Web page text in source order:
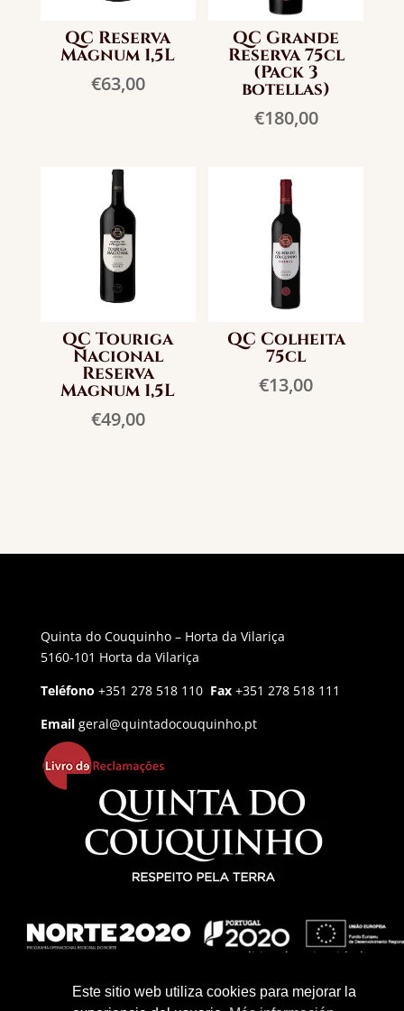
Este sitio web utiliza cookies para mejorar la
QC Reserva
Magnum 1,5L
€63,00
QC Grande
Reserva 75cl
(Pack 3
botellas)
€180,00
QC Touriga
Nacional
Reserva
Magnum 1,5L
€49,00
QC Colheita
75cl
€13,00
Quinta do Couquinho – Horta da Vilariça
5160-101 Horta da Vilariça
Teléfono +351 278 518 110 Fax +351 278 518 111
Email geral@quintadocouquinho.pt
Politica de privacidad
Politica de Cookies